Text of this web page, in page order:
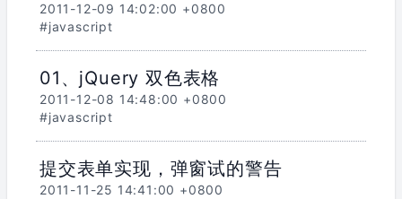
2011-12-09 14:02:00 +0800
#javascript
01、jQuery 双色表格
2011-12-08 14:48:00 +0800
#javascript
提交表单实现，弹窗试的警告
2011-11-25 14:41:00 +0800